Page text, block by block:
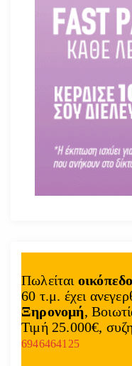
Πωλείται οικόπεδο
60 τ.μ. έχει
Ξηρονομή,
Τιμή 25.000€,
6946464125